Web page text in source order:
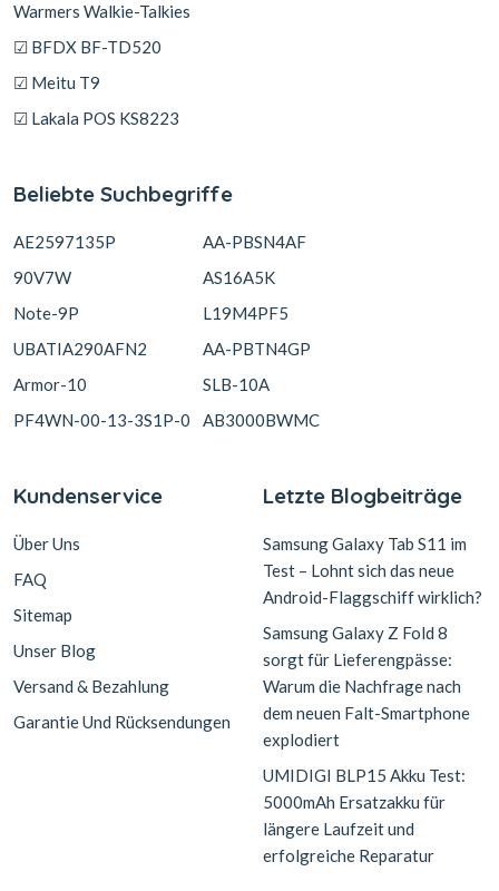
Warmers Walkie-Talkies
☑ BFDX BF-TD520
☑ Meitu T9
☑ Lakala POS KS8223
Beliebte Suchbegriffe
AE2597135P
90V7W
Note-9P
UBATIA290AFN2
Armor-10
PF4WN-00-13-3S1P-0
AA-PBSN4AF
AS16A5K
L19M4PF5
AA-PBTN4GP
SLB-10A
AB3000BWMC
Kundenservice
Über Uns
FAQ
Sitemap
Unser Blog
Versand & Bezahlung
Garantie Und Rücksendungen
Letzte Blogbeiträge
Samsung Galaxy Tab S11 im
Test – Lohnt sich das neue
Android-Flaggschiff wirklich?
Samsung Galaxy Z Fold 8
sorgt für Lieferengpässe:
Warum die Nachfrage nach
dem neuen Falt-Smartphone
explodiert
UMIDIGI BLP15 Akku Test:
5000mAh Ersatzakku für
längere Laufzeit und
erfolgreiche Reparatur